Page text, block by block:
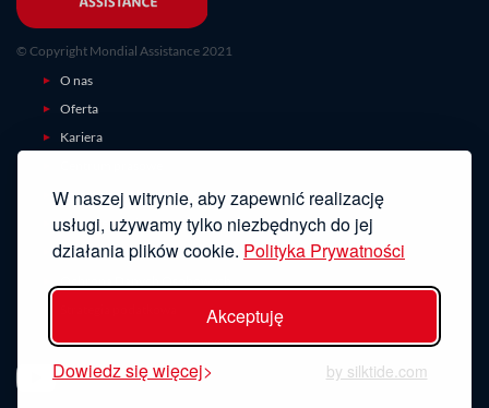
W naszej witrynie, aby zapewnić realizację
usługi, używamy tylko niezbędnych do jej
działania plików cookie. Polityka Prywatności
Akceptuję
Dowiedz się więcej by silktide.com
© Copyright Mondial Assistance 2021
O nas
Oferta
Kariera
Zgłoszenie szkody
Ubezpieczenia turystyczne
Kontakt
ODWIEDŹ NAS